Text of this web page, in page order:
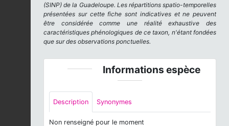
(SINP) de la Guadeloupe. Les répartitions spatio-temporelles
présentées sur cette fiche sont indicatives et ne peuvent
être considérée comme une réalité exhaustive des
caractéristiques phénologiques de ce taxon, n'étant fondées
que sur des observations ponctuelles.
Informations espèce
Description Synonymes
Non renseigné pour le moment